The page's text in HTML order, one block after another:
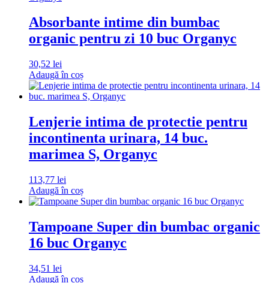
Absorbante intime din bumbac
organic pentru zi 10 buc Organyc
30,52 lei
Adaugă în coș
Lenjerie intima de protectie pentru
incontinenta urinara, 14 buc.
marimea S, Organyc
113,77 lei
Adaugă în coș
Tampoane Super din bumbac organic
16 buc Organyc
34,51 lei
Adaugă în coș